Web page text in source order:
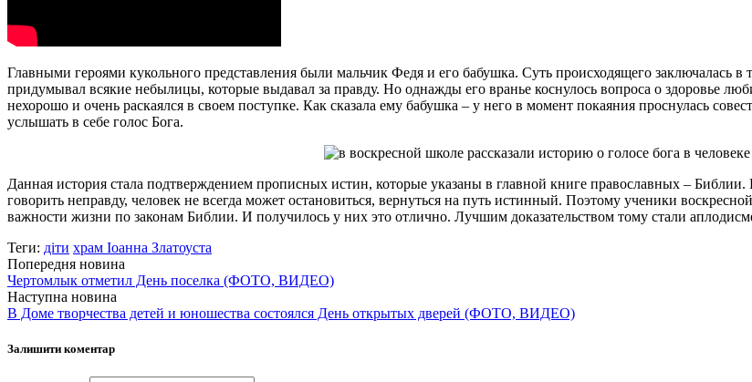
Главными героями кукольного представления были мальчик Федя и его бабушка. Суть происходящего заключалась
придумывал всякие небылицы, которые выдавал за правду. Но однажды его вранье коснулось вопроса о здоровье
нехорошо и очень раскаялся в своем поступке. Как сказала ему бабушка – у него в момент покаяния проснулась
услышать в себе голос Бога.
Данная история стала подтверждением прописных истин, которые указаны в главной книге православных – Библии.
говорить неправду, человек не всегда может остановиться, вернуться на путь истинный. Поэтому ученики
важности жизни по законам Библии. И получилось у них это отлично. Лучшим доказательством тому стали
Теги: діти храм Іоанна Златоуста
Попередня новина
Чертомлык отметил День поселка (ФОТО, ВИДЕО)
Наступна новина
В Доме творчества детей и юношества состоялся День открытых дверей (ФОТО, ВИДЕО)
Залишити коментар